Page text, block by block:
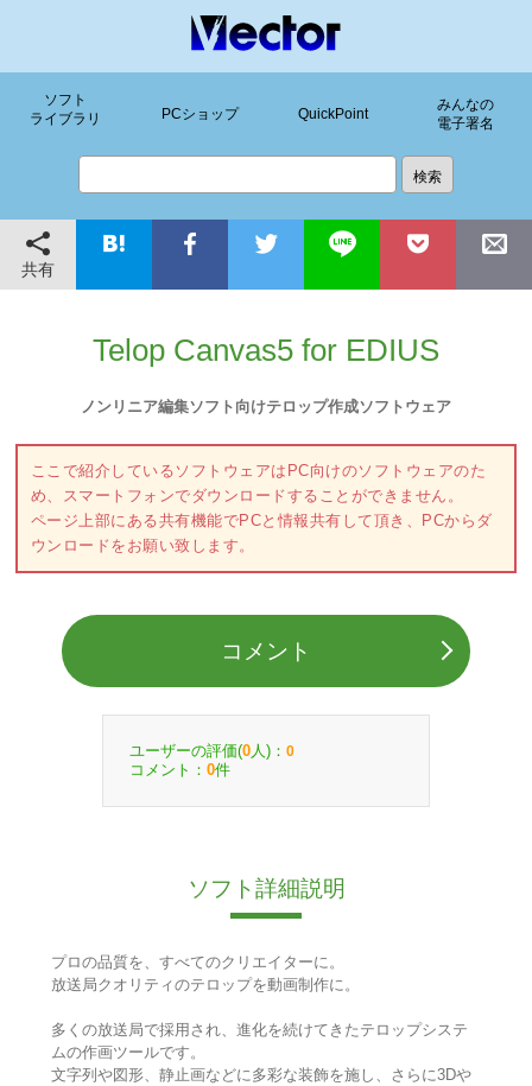
ソフト
ライブラリ
PCショップ QuickPoint
みんなの
電子署名
共有
Telop Canvas5 for EDIUS
ノンリニア編集ソフト向けテロップ作成ソフトウェア
ここで紹介しているソフトウェアはPC向けのソフトウェアのた
め、スマートフォンでダウンロードすることができません。
ページ上部にある共有機能でPCと情報共有して頂き、PCからダ
ウンロードをお願い致します。
コメント
ユーザーの評価(0 人)： 0
コメント： 0件
ソフト詳細説明
プロの品質を、すべてのクリエイターに。
放送局クオリティのテロップを動画制作に。
多くの放送局で採用され、進化を続けてきたテロップシステ
ムの作画ツールです。
文字列や図形、静止画などに多彩な装飾を施し、さらに3Dや